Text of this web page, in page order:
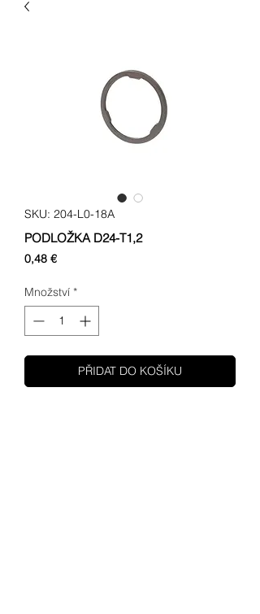
SKU: 204-L0-18A
PODLOŽKA D24-T1,2
0,48 €Cena
Množství *
PŘIDAT DO KOŠÍKU